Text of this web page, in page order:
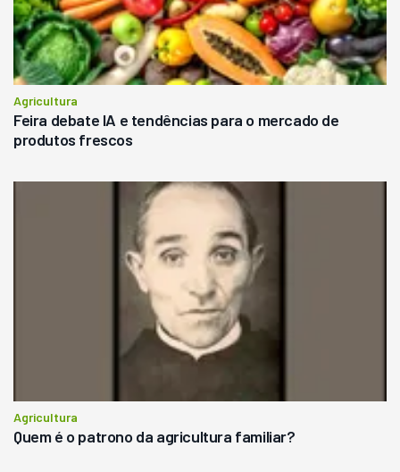
Agricultura
Feira debate IA e tendências para o mercado de
produtos frescos
Agricultura
Quem é o patrono da agricultura familiar?